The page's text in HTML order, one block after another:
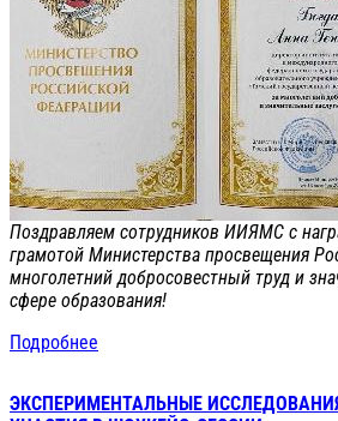
Поздравляем сотрудников ИИЯМС с
грамотой Министерства просвещения
многолетний добросовестный труд и
сфере образования!
Подробнее
ЭКСПЕРИМЕНТАЛЬНЫЕ